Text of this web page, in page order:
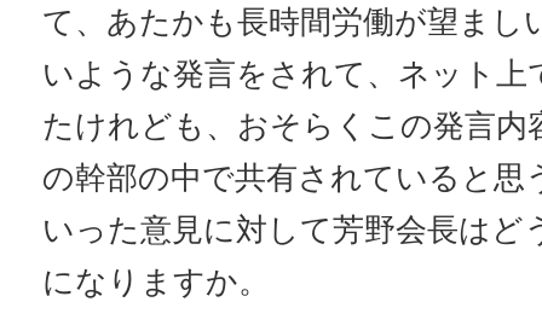
て、あたかも長時間労働が望まし
いような発言をされて、ネット上
たけれども、おそらくこの発言内
の幹部の中で共有されていると思
いった意見に対して芳野会長はど
になりますか。